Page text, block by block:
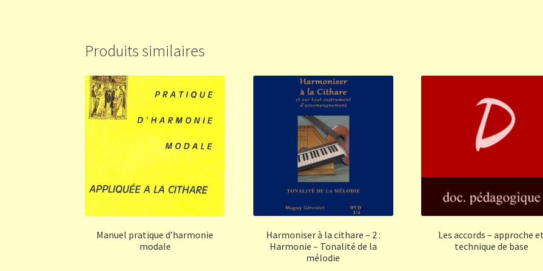
Produits similaires
Manuel pratique d’harmonie
modale
Harmoniser à la cithare – 2 :
Harmonie – Tonalité de la
mélodie
Les accords – approche
technique de base